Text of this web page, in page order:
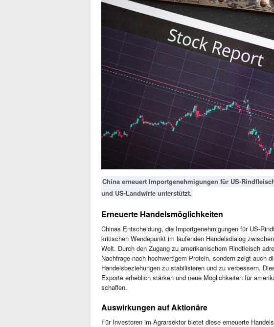
China erneuert Importgenehmigungen für US-
und US-Landwirte unterstützt.
Erneuerte Handelsmöglichkeiten
Chinas Entscheidung, die Importgenehmigungen für US-
kritischen Wendepunkt im laufenden Handelsdialog
Welt. Durch den Zugang zu amerikanischem Rindfleisch
Nachfrage nach hochwertigem Protein, sondern zeigt auch
Handelsbeziehungen zu stabilisieren und zu verbessern.
Exporte erheblich stärken und neue Möglichkeiten für
schaffen.
Auswirkungen auf Aktionäre
Für Investoren im Agrarsektor bietet diese erneuerte